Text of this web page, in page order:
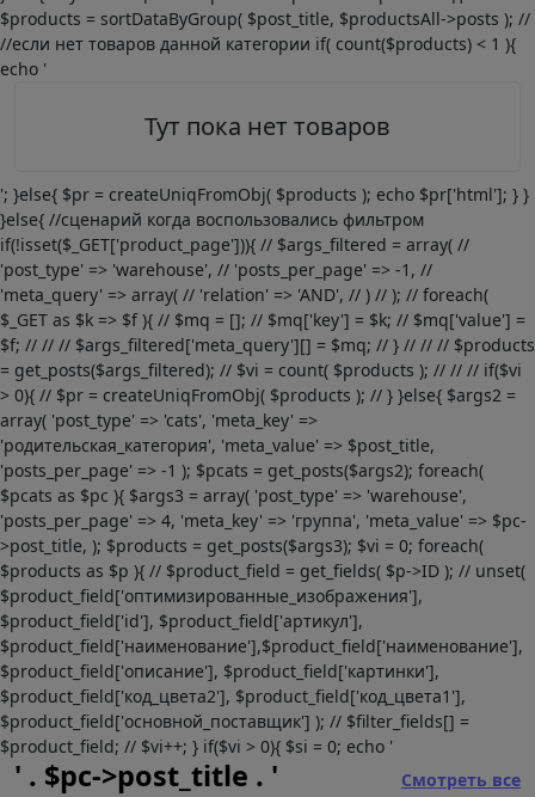
$products = sortDataByGroup( $post_title, $productsAll->posts ); //
//если нет товаров данной категории if( count($products) < 1 ){
echo '
Тут пока нет товаров
'; }else{ $pr = createUniqFromObj( $products ); echo $pr['html']; } }
}else{ //сценарий когда воспользовались фильтром
if(!isset($_GET['product_page'])){ // $args_filtered = array( //
'post_type' => 'warehouse', // 'posts_per_page' => -1, //
'meta_query' => array( // 'relation' => 'AND', // ) // ); // foreach(
$_GET as $k => $f ){ // $mq = []; // $mq['key'] = $k; // $mq['value'] =
$f; // // // $args_filtered['meta_query'][] = $mq; // } // // // $products
= get_posts($args_filtered); // $vi = count( $products ); // // // if($vi
> 0){ // $pr = createUniqFromObj( $products ); // } }else{ $args2 =
array( 'post_type' => 'cats', 'meta_key' =>
'родительская_категория', 'meta_value' => $post_title,
'posts_per_page' => -1 ); $pcats = get_posts($args2); foreach(
$pcats as $pc ){ $args3 = array( 'post_type' => 'warehouse',
'posts_per_page' => 4, 'meta_key' => 'группа', 'meta_value' => $pc-
>post_title, ); $products = get_posts($args3); $vi = 0; foreach(
$products as $p ){ // $product_field = get_fields( $p->ID ); // unset(
$product_field['оптимизированные_изображения'],
$product_field['id'], $product_field['артикул'],
$product_field['наименование'],$product_field['наименование'],
$product_field['описание'], $product_field['картинки'],
$product_field['код_цвета2'], $product_field['код_цвета1'],
$product_field['основной_поставщик'] ); // $filter_fields[] =
$product_field; // $vi++; } if($vi > 0){ $si = 0; echo '
' . $pc->post_title . '
Смотреть все